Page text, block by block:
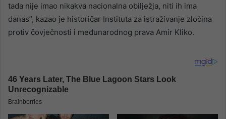
tada nije imao nikakva nacionalna obilježja, niti ih ima
danas”, kazao je historičar Instituta za istraživanje zločina
protiv čovječnosti i međunarodnog prava Amir Kliko.